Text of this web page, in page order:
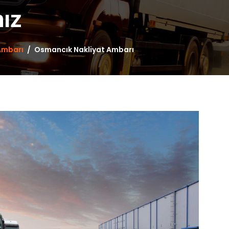
Osmancık Nakliyat Ambarı